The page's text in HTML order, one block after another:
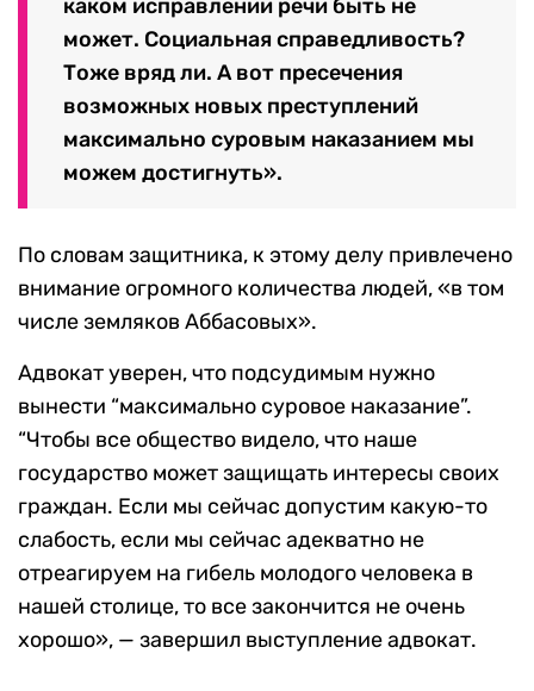
каком исправлении речи быть не
может. Социальная справедливость?
Тоже вряд ли. А вот пресечения
возможных новых преступлений
максимально суровым наказанием мы
можем достигнуть».
По словам защитника, к этому делу привлечено
внимание огромного количества людей, «в том
числе земляков Аббасовых».
Адвокат уверен, что подсудимым нужно
вынести “максимально суровое наказание”.
“Чтобы все общество видело, что наше
государство может защищать интересы своих
граждан. Если мы сейчас допустим какую-то
слабость, если мы сейчас адекватно не
отреагируем на гибель молодого человека в
нашей столице, то все закончится не очень
хорошо», — завершил выступление адвокат.